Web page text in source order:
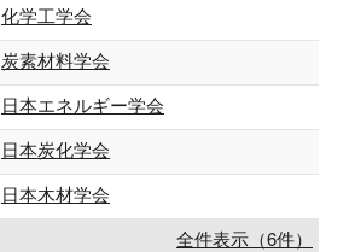
化学工学会
炭素材料学会
日本エネルギー学会
日本炭化学会
日本木材学会
全件表示（6件）